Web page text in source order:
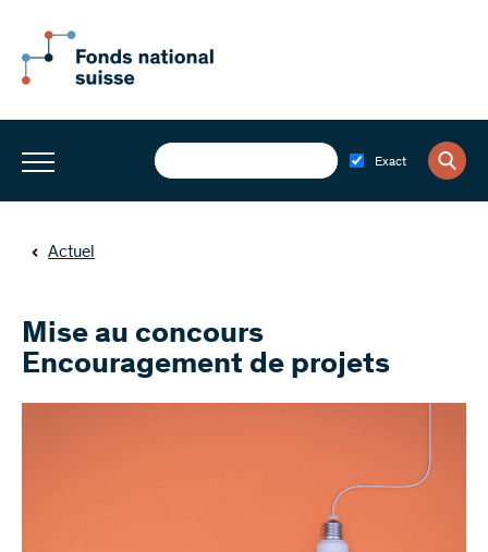
Exact
Actuel
Mise au concours
Encouragement de projets